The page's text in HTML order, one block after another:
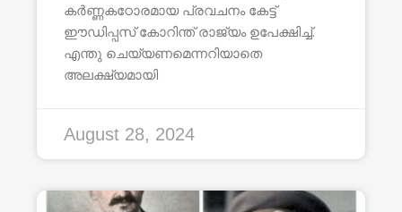
കർണ്ണകഠോരമായ പ്രവചനം കേട്ട്
ഈഡിപ്പസ് കോറിന്ത് രാജ്യം ഉപേക്ഷിച്ച്.
എന്തു ചെയ്യണമെന്നറിയാതെ
അലക്ഷ്യമായി
August 28, 2024